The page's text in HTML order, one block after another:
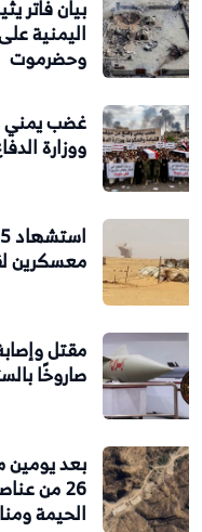
بيان فاتر
اليمنية
وحضرموت
غضب يمني
ووزارة
معسكرين
صاروخًا بالستيًا و15 طائرة
بعد يومين
26 من
الحيمة